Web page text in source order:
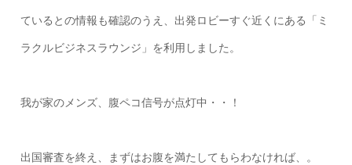
ているとの情報も確認のうえ、出発ロビーすぐ近くにある「ミ
ラクルビジネスラウンジ」を利用しました。
我が家のメンズ、腹ペコ信号が点灯中・・！
出国審査を終え、まずはお腹を満たしてもらわなければ、。